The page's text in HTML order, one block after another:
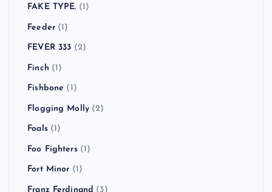
FAKE TYPE. (1)
Feeder(1)
FEVER 333 (2)
Finch (1)
Fishbone (1)
Flogging Molly (2)
Foals(1)
Foo Fighters(1)
Fort Minor (1)
Franz Ferdinand (3)